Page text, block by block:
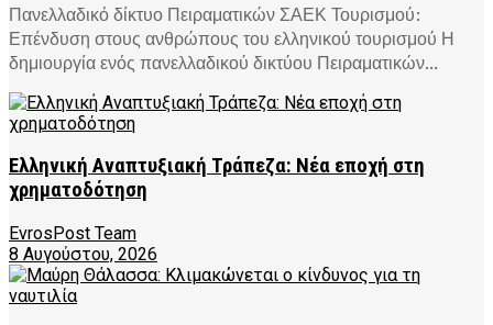
Πανελλαδικό δίκτυο Πειραματικών ΣΑΕΚ Τουρισμού:
Επένδυση στους ανθρώπους του ελληνικού τουρισμού Η
δημιουργία ενός πανελλαδικού δικτύου Πειραματικών...
Ελληνική Αναπτυξιακή Τράπεζα: Νέα εποχή στη
χρηματοδότηση
EvrosPost Team
8 Αυγούστου, 2026